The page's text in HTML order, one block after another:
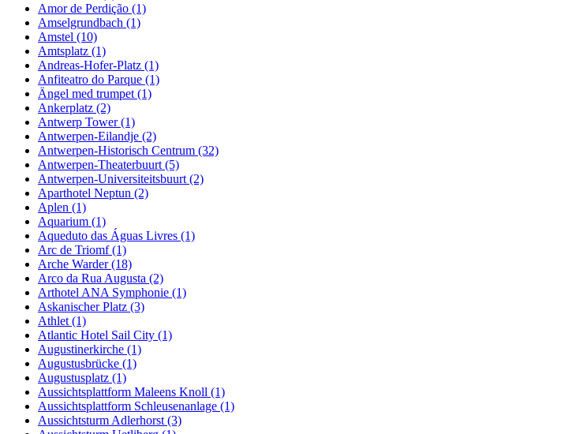
Amor de Perdição (1)
Amselgrundbach (1)
Amstel (10)
Amtsplatz (1)
Andreas-Hofer-Platz (1)
Anfiteatro do Parque (1)
Ängel med trumpet (1)
Ankerplatz (2)
Antwerp Tower (1)
Antwerpen-Eilandje (2)
Antwerpen-Historisch Centrum (32)
Antwerpen-Theaterbuurt (5)
Antwerpen-Universiteitsbuurt (2)
Aparthotel Neptun (2)
Aplen (1)
Aquarium (1)
Aqueduto das Águas Livres (1)
Arc de Triomf (1)
Arche Warder (18)
Arco da Rua Augusta (2)
Arthotel ANA Symphonie (1)
Askanischer Platz (3)
Athlet (1)
Atlantic Hotel Sail City (1)
Augustinerkirche (1)
Augustusbrücke (1)
Augustusplatz (1)
Aussichtsplattform Maleens Knoll (1)
Aussichtsplattform Schleusenanlage (1)
Aussichtsturm Adlerhorst (3)